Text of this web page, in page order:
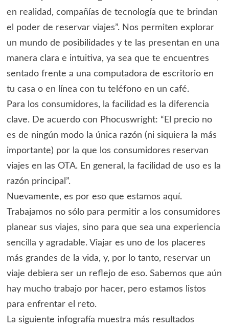
en realidad, compañías de tecnología que te brindan
el poder de reservar viajes”. Nos permiten explorar
un mundo de posibilidades y te las presentan en una
manera clara e intuitiva, ya sea que te encuentres
sentado frente a una computadora de escritorio en
tu casa o en línea con tu teléfono en un café.
Para los consumidores, la facilidad es la diferencia
clave. De acuerdo con Phocuswright: “El precio no
es de ningún modo la única razón (ni siquiera la más
importante) por la que los consumidores reservan
viajes en las OTA. En general, la facilidad de uso es la
razón principal”.
Nuevamente, es por eso que estamos aquí.
Trabajamos no sólo para permitir a los consumidores
planear sus viajes, sino para que sea una experiencia
sencilla y agradable. Viajar es uno de los placeres
más grandes de la vida, y, por lo tanto, reservar un
viaje debiera ser un reflejo de eso. Sabemos que aún
hay mucho trabajo por hacer, pero estamos listos
para enfrentar el reto.
La siguiente infografía muestra más resultados